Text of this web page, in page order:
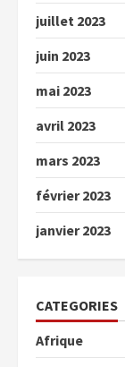
juillet 2023
juin 2023
mai 2023
avril 2023
mars 2023
février 2023
janvier 2023
CATEGORIES
Afrique